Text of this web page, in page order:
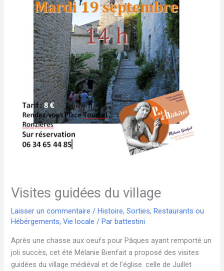
Visites guidées du village
Laisser un commentaire / Histoire,Sorties, Restaurants ou
Hébérgements,Vie locale / Par battestini
Après une chasse aux oeufs pour Pâques ayant remporté un
joli succès, cet été Mélanie Bienfait a proposé des visites
guidées du village médiéval et de l’église. celle de Juillet